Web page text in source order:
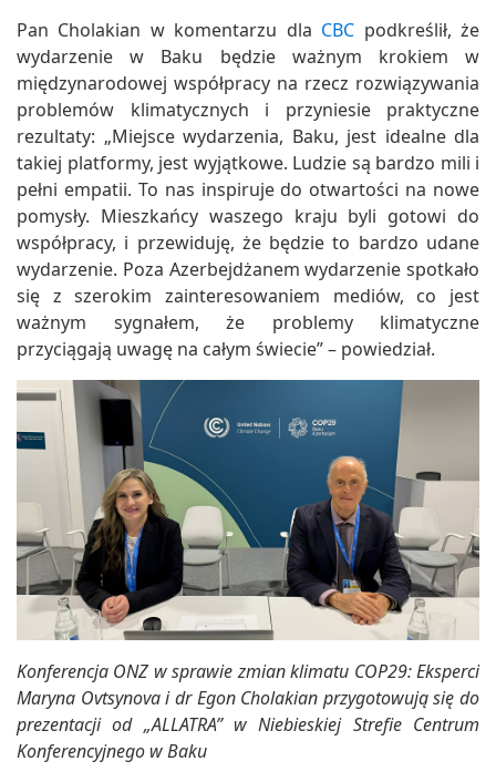
Pan Cholakian w komentarzu dla CBC podkreślił, że
wydarzenie w Baku będzie ważnym krokiem w
międzynarodowej współpracy na rzecz rozwiązywania
problemów klimatycznych i przyniesie praktyczne
rezultaty: „Miejsce wydarzenia, Baku, jest idealne dla
takiej platformy, jest wyjątkowe. Ludzie są bardzo mili i
pełni empatii. To nas inspiruje do otwartości na nowe
pomysły. Mieszkańcy waszego kraju byli gotowi do
współpracy, i przewiduję, że będzie to bardzo udane
wydarzenie. Poza Azerbejdżanem wydarzenie spotkało
się z szerokim zainteresowaniem mediów, co jest
ważnym sygnałem, że problemy klimatyczne
przyciągają uwagę na całym świecie” – powiedział.
Konferencja ONZ w sprawie zmian klimatu COP29: Eksperci
Maryna Ovtsynova i dr Egon Cholakian przygotowują się do
prezentacji od „ALLATRA” w Niebieskiej Strefie Centrum
Konferencyjnego w Baku